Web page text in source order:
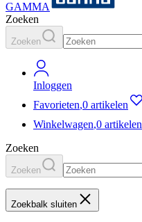
GAMMA
Zoeken
Zoeken
Inloggen
Favorieten,0 artikelen
Winkelwagen,0 artikelen
Zoeken
Zoeken
Zoekbalk sluiten